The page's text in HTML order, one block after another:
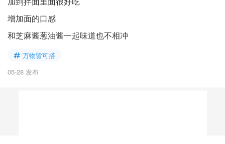
增加面的口感
和芝麻酱葱油酱一起味道也不相冲
万物皆可搭
05-28 发布